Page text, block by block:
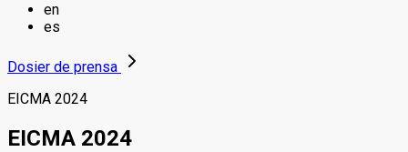
en
es
Dosier de prensa
EICMA 2024
EICMA 2024